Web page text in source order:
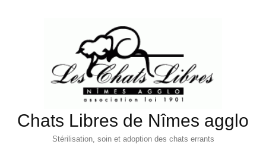
Chats Libres de Nîmes agglo
Stérilisation, soin et adoption des chats errants